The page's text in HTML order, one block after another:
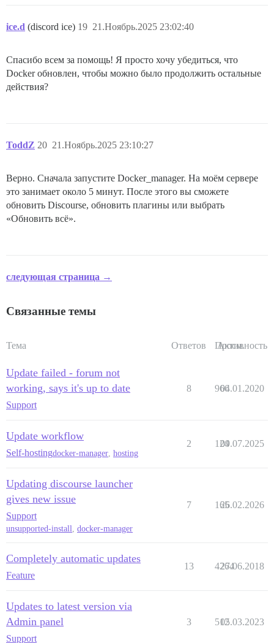
ice.d (discord ice) 21.Ноябрь.2025 23:02:40
19
Спасибо всем за помощь! Я просто хочу убедиться, что
Docker обновлен, чтобы можно было продолжить остальные
действия?
ToddZ 21.Ноябрь.2025 23:10:27
20
Верно. Сначала запустите Docker_manager. На моём сервере
это занимает около 5 минут. После этого вы сможете
обновить Discourse, обновить плагины или выбрать
«Обновить всё».
следующая страница →
Связанные темы
Тема Ответов Просм.
Активность
Update failed - forum not
working, says it's up to date
Support
8 966
04.01.2020
Update workflow
Self-hostingdocker-manager hosting
2 124
09.07.2025
Updating discourse launcher
gives new issue
Support
unsupported-install, docker-manager
7 165
26.02.2026
Completely automatic updates
Feature
13 4264
27.06.2018
Updates to latest version via
Admin panel
Support
3 512
05.03.2023